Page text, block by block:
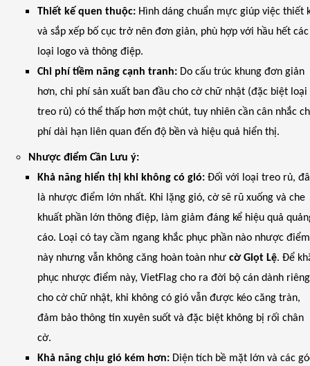
Thiết kế quen thuộc: Hình dáng chuẩn mực giúp việc thiết
và sắp xếp bố cục trở nên đơn giản, phù hợp với hầu hết các
loại logo và thông điệp.
Chi phí tiềm năng cạnh tranh: Do cấu trúc khung đơn giản
hơn, chi phí sản xuất ban đầu cho cờ chữ nhật (đặc biệt loại
treo rủ) có thể thấp hơn một chút, tuy nhiên cần cân nhắc
phí dài hạn liên quan đến độ bền và hiệu quả hiển thị.
Nhược điểm Cần Lưu ý:
Khả năng hiển thị khi không có gió: Đối với loại treo rủ,
là nhược điểm lớn nhất. Khi lặng gió, cờ sẽ rũ xuống và che
khuất phần lớn thông điệp, làm giảm đáng kể hiệu quả
cáo. Loại có tay cầm ngang khắc phục phần nào nhược điểm
này nhưng vẫn không căng hoàn toàn nhưcờ Giọt Lệ. Để
phục nhược điểm này, VietFlag cho ra đời bộ cán dành riêng
cho cờ chữ nhật, khi không có gió vẫn được kéo căng tràn,
đảm bảo thông tin xuyên suốt và đặc biệt không bị rối chân
cờ.
Khả năng chịu gió kém hơn: Diện tích bề mặt lớn và các